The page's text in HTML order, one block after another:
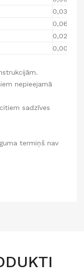
0,030
0,060
0,028
0,007
nepieejamā
sadzīves
termiņš nav